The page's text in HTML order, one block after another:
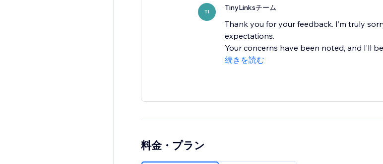
TI TinyLinksチーム
Thank you for your feedback. I’m truly
expectations.
Your concerns have been noted, and I’ll
続きを読む
料金・プラン